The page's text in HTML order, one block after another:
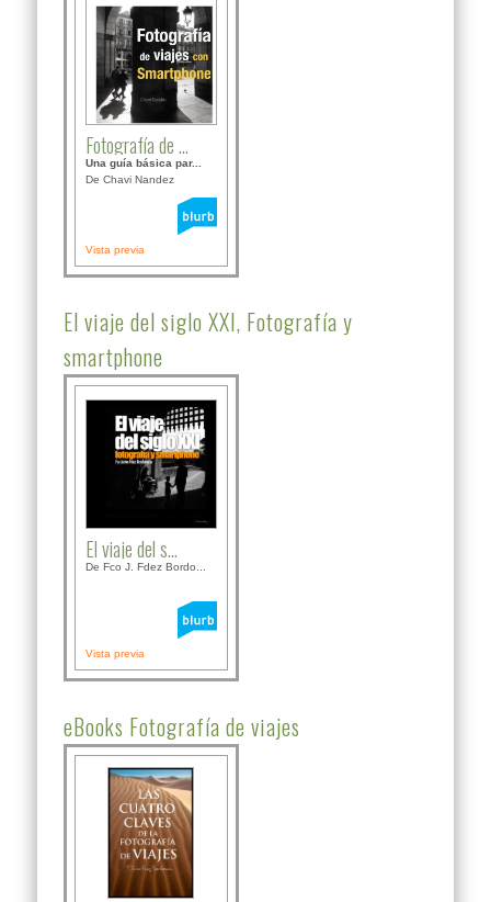
Fotografía de ...
Una guía básica par...
De Chavi Nandez
Vista previa
El viaje del siglo XXI, Fotografía y
smartphone
El viaje del s...
De Fco J. Fdez Bordo...
Vista previa
eBooks Fotografía de viajes